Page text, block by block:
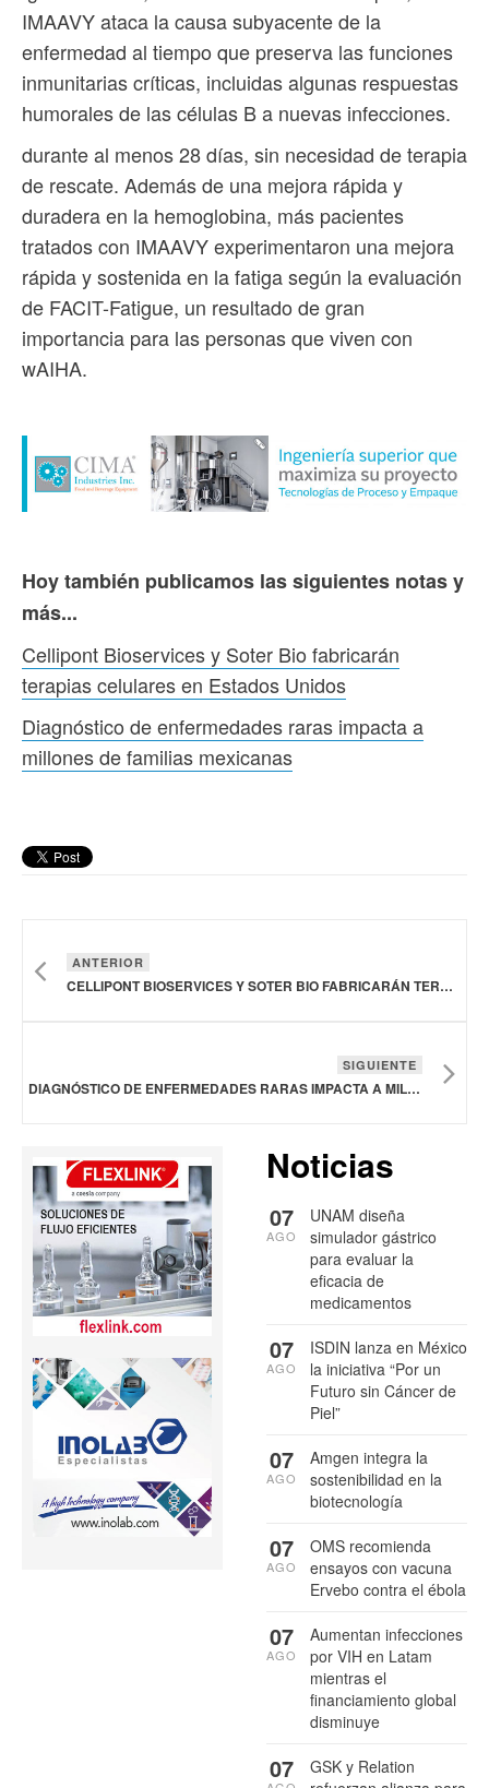
IMAAVY ataca la causa subyacente de la
enfermedad al tiempo que preserva las funciones
inmunitarias críticas, incluidas algunas respuestas
humorales de las células B a nuevas infecciones.
durante al menos 28 días, sin necesidad de terapia
de rescate. Además de una mejora rápida y
duradera en la hemoglobina, más pacientes
tratados con IMAAVY experimentaron una mejora
rápida y sostenida en la fatiga según la evaluación
de FACIT-Fatigue, un resultado de gran
importancia para las personas que viven con
wAIHA.
Hoy también publicamos las siguientes notas y
más...
Cellipont Bioservices y Soter Bio fabricarán
terapias celulares en Estados Unidos
Diagnóstico de enfermedades raras impacta a
millones de familias mexicanas
ANTERIOR
CELLIPONT BIOSERVICES Y SOTER BIO FABRICARÁN TERAPIAS CELULARES EN ESTADOS UNIDOS
SIGUIENTE
DIAGNÓSTICO DE ENFERMEDADES RARAS IMPACTA A MILLONES DE FAMILIAS MEXICANAS
Noticias
UNAM diseña
simulador gástrico
para evaluar la
eficacia de
medicamentos
07
AGO
ISDIN lanza en México
la iniciativa “Por un
Futuro sin Cáncer de
Piel”
07
AGO
Amgen integra la
sostenibilidad en la
biotecnología
07
AGO
OMS recomienda
ensayos con vacuna
Ervebo contra el ébola
07
AGO
Aumentan infecciones
por VIH en Latam
mientras el
financiamiento global
disminuye
07
AGO
GSK y Relation
07